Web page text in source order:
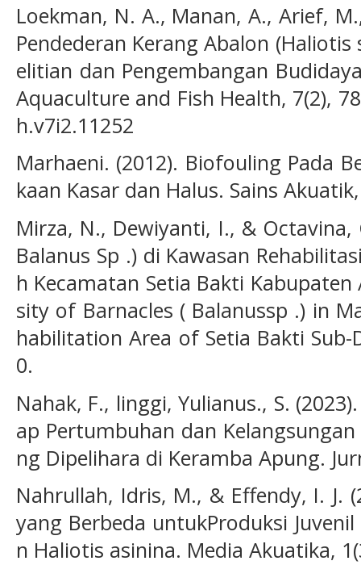
Loekman, N. A., Manan, A., Arief,
Pendederan Kerang Abalon
elitian dan Pengembangan
Aquaculture and Fish Health, 7(2),
h.v7i2.11252
Marhaeni. (2012). Biofouling Pada
kaan Kasar dan Halus. Sains
Mirza, N., Dewiyanti, I., & Octavina,
Balanus Sp .) di Kawasan
h Kecamatan Setia Bakti Kabupaten
sity of Barnacles ( Balanussp .) in
habilitation Area of Setia Bakti
0.
Nahak, F., linggi, Yulianus., S.
ap Pertumbuhan dan
ng Dipelihara di Keramba Apung.
Nahrullah, Idris, M., & Effendy, I. J.
yang Berbeda untukProduksi
n Haliotis asinina. Media Akuatika,